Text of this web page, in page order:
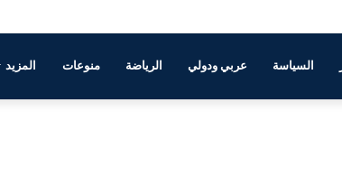
السياسة عربي ودولي الرياضة منوعات المزيد